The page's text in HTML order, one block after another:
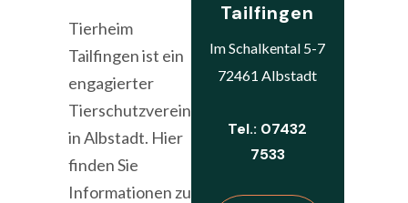
Tierheim
Tailfingen ist ein
engagierter
Tierschutzverein
in Albstadt. Hier
finden Sie
Informationen zu
Tailfingen
Im Schalkental 5-7
72461 Albstadt
Tel.: 07432
7533